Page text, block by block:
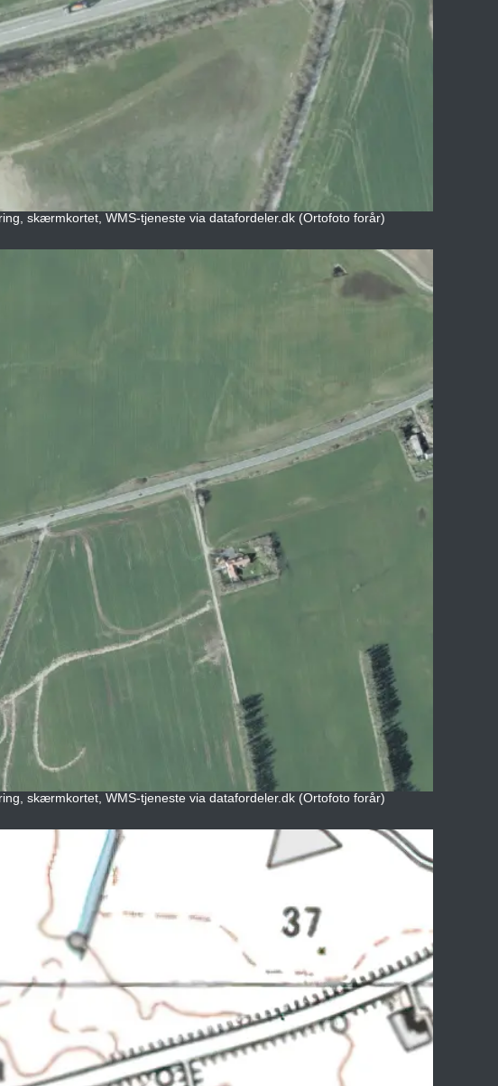
skærmkortet, WMS-tjeneste via datafordeler.dk (Ortofoto forår)
skærmkortet, WMS-tjeneste via datafordeler.dk (Ortofoto forår)